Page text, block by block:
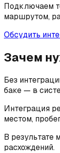
Подключаем
маршрутом,
Обсудить
Зачем
Без
баке — в
Интеграция
местом,
В результате
расхождений.